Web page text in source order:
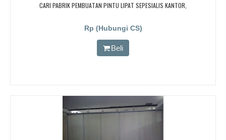
CARI PABRIK PEMBUATAN PINTU LIPAT SEPESIALIS KANTOR,
Rp (Hubungi CS)
Beli